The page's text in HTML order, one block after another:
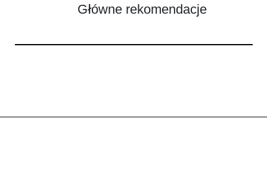
Główne rekomendacje